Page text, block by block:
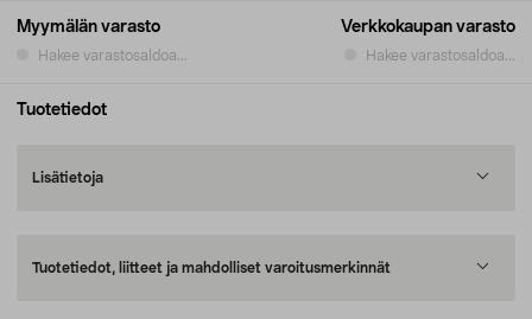
Myymälän varasto
Hakee varastosaldoa...
Verkkokaupan varasto
Hakee varastosaldoa...
Tuotetiedot
Lisätietoja
Tuotetiedot, liitteet ja mahdolliset varoitusmerkinnät